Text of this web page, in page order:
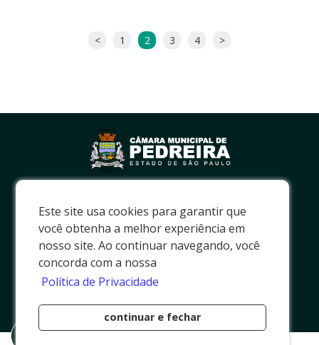
Este site usa cookies para garantir que
você obtenha a melhor experiência em
nosso site. Ao continuar navegando, você
concorda com a nossa
Política de Privacidade
continuar e fechar
< 1 2 3 4 >
(19) 3893 - 3172
R. Prof. João Alvarenga, 75
Centro, Pedreira - SP.
CEP 13920-025
E-mail Institucional
pedreira@camarapedreira.sp.gov.br